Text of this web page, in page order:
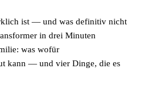
ist — und was definitiv nicht
in drei Minuten
was wofür
kann — und vier Dinge, die es